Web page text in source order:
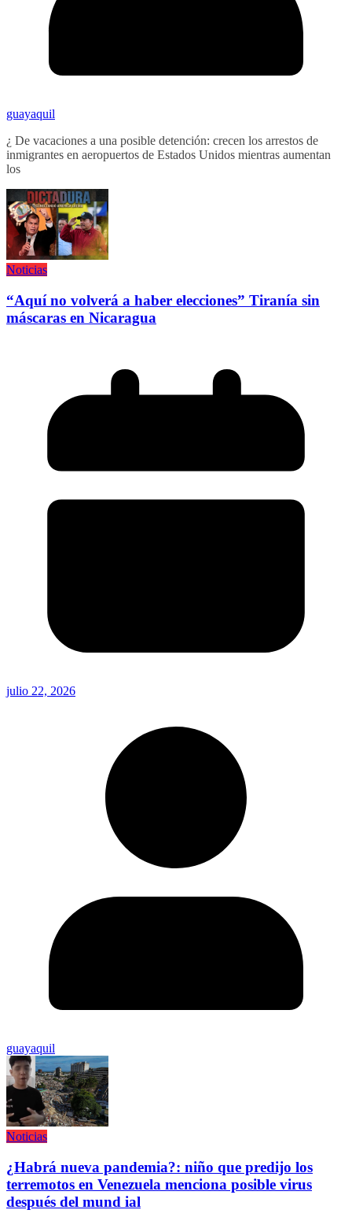
guayaquil
¿ De vacaciones a una posible detención: crecen los arrestos de
inmigrantes en aeropuertos de Estados Unidos mientras aumentan
los
Noticias
“Aquí no volverá a haber elecciones” Tiranía sin
máscaras en Nicaragua
julio 22, 2026
guayaquil
Noticias
¿Habrá nueva pandemia?: niño que predijo los
terremotos en Venezuela menciona posible virus
después del mund ial